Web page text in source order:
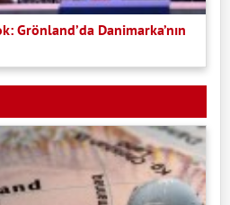
Grönland’da Danimarka’nın